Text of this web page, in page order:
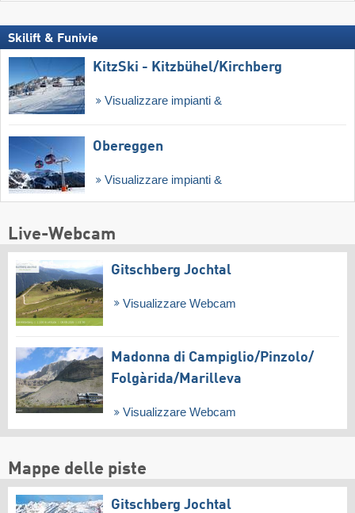
Skilift & Funivie
KitzSki - Kitzbühel/​Kirchberg
Visualizzare impianti &
Obereggen
Visualizzare impianti &
Live-Webcam
Gitschberg Jochtal
Visualizzare Webcam
Madonna di Campiglio/​Pinzolo/​
Folgàrida/​Marilleva
Visualizzare Webcam
Mappe delle piste
Gitschberg Jochtal